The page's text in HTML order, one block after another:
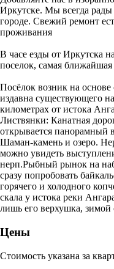
Иркутске. Мы всегда
городе. Свежий ремонт
проживания
В часе езды от Иркутска
поселок, самая ближайшая
Посёлок возник на
издавна существующего
километрах от истока
Листвянки: Канатная
открывается панорамный
Шаман-камень и озеро.
можно увидеть
нерп.Рыбный рынок на
сразу попробовать
горячего и холодного
скала у истока реки
лишь его верхушка, зимой
Цены
Стоимость указана за